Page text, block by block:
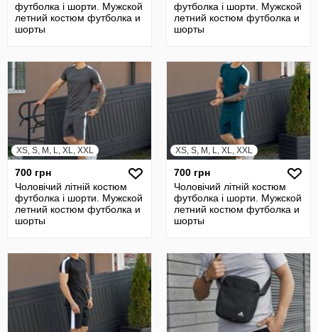
футболка і шорти. Мужской
летний костюм футболка и
шорты
футболка і шорти. Мужской
летний костюм футболка и
шорты
XS, S, M, L, XL, XXL
700 грн
Чоловічий літній костюм
футболка і шорти. Мужской
летний костюм футболка и
шорты
XS, S, M, L, XL, XXL
700 грн
Чоловічий літній костюм
футболка і шорти. Мужской
летний костюм футболка и
шорты